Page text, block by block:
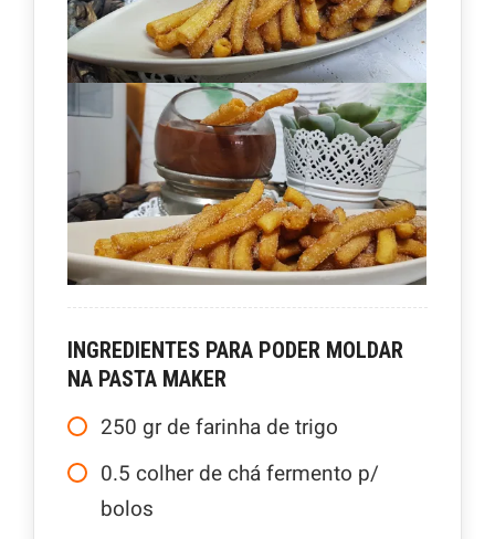
INGREDIENTES PARA PODER MOLDAR
NA PASTA MAKER
250 gr de farinha de trigo
0.5 colher de chá fermento p/
bolos